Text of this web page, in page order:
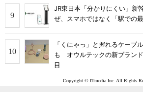
JR東日本「分かりにくい」
ぜ、スマホではなく「駅での
「くにゃっ」と握れるケーブ
も オウルテックの新ブラン
目
Copyright © ITmedia Inc. All Rights